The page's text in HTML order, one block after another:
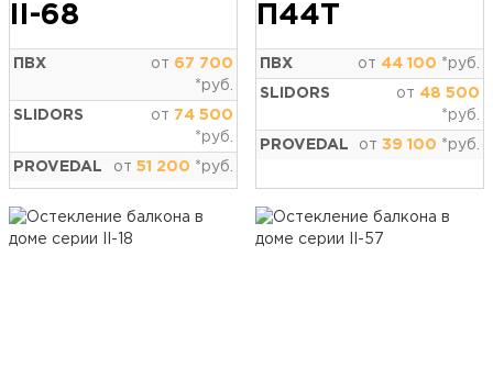
II-68
ПВХ от 67 700
*руб.
SLIDORS от 74 500
*руб.
PROVEDAL от 51 200 *руб.
П44Т
ПВХ от 44 100 *руб.
SLIDORS от 48 500
*руб.
PROVEDAL от 39 100 *руб.